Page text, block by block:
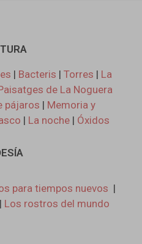
| Bacteris | Torres | La
de La Noguera
pájaros | Memoria y
| La noche| Óxidos
para tiempos nuevos |
Los rostros del mundo